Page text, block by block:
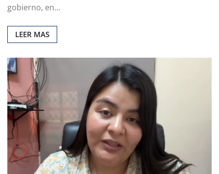
gobierno, en…
LEER MAS